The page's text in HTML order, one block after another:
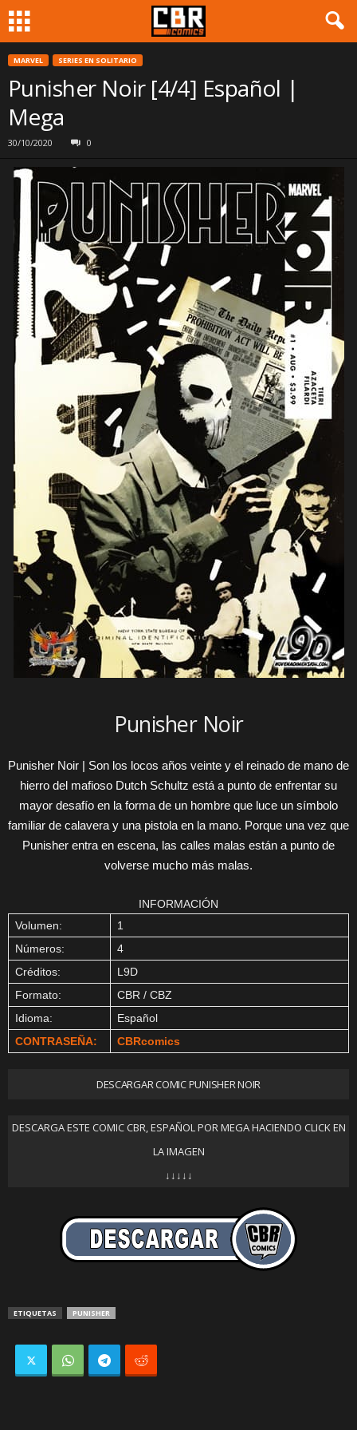
MARVEL SERIES EN SOLITARIO
Punisher Noir [4/4] Español |
Mega
30/10/2020 0
Punisher Noir
Punisher Noir | Son los locos años veinte y el reinado de mano de
hierro del mafioso Dutch Schultz está a punto de enfrentar su
mayor desafío en la forma de un hombre que luce un símbolo
familiar de calavera y una pistola en la mano. Porque una vez que
Punisher entra en escena, las calles malas están a punto de
volverse mucho más malas.
INFORMACIÓN
Volumen:
1
Números:
4
Créditos:
L9D
Formato:
CBR / CBZ
Idioma:
Español
CONTRASEÑA:
CBRcomics
DESCARGAR COMIC PUNISHER NOIR
DESCARGA ESTE COMIC CBR, ESPAÑOL POR MEGA HACIENDO CLICK EN
LA IMAGEN
↓↓↓↓↓
ETIQUETAS PUNISHER